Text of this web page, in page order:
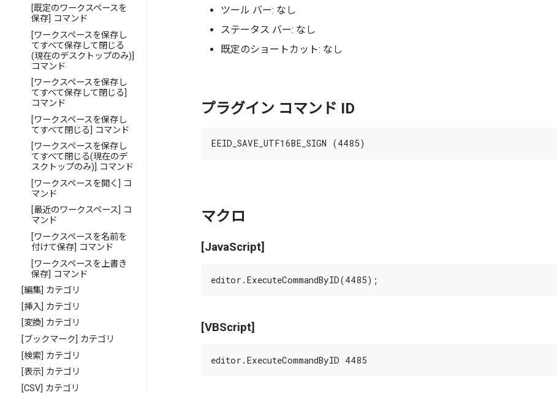
[既定のワークスペースを
保存] コマンド
[ワークスペースを保存し
てすべて保存して閉じる
(現在のデスクトップのみ)]
コマンド
[ワークスペースを保存し
てすべて保存して閉じる]
コマンド
[ワークスペースを保存し
てすべて閉じる] コマンド
[ワークスペースを保存し
てすべて閉じる(現在のデ
スクトップのみ)] コマンド
[ワークスペースを開く] コ
マンド
[最近のワークスペース] コ
マンド
[ワークスペースを名前を
付けて保存] コマンド
[ワークスペースを上書き
保存] コマンド
[編集] カテゴリ
[挿入] カテゴリ
[変換] カテゴリ
[ブックマーク] カテゴリ
[検索] カテゴリ
[表示] カテゴリ
[CSV] カテゴリ
ツール バー: なし
ステータス バー: なし
既定のショートカット: なし
プラグイン コマンド ID
マクロ
[JavaScript]
[VBScript]